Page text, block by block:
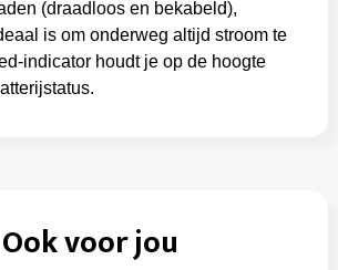
(draadloos en bekabeld),
is om onderweg altijd stroom te
indicator houdt je op de hoogte
Ook voor jou